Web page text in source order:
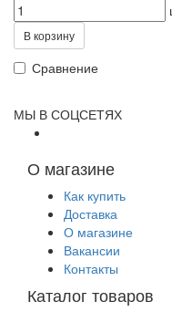
В корзину
Сравнение
МЫ В СОЦСЕТЯХ
О магазине
Как купить
Доставка
О магазине
Вакансии
Контакты
Каталог товаров